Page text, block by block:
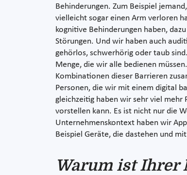
Behinderungen. Zum Beispiel
vielleicht sogar einen Arm verloren
kognitive Behinderungen haben,
Störungen. Und wir haben auch
gehörlos, schwerhörig oder taub
Menge, die wir alle bedienen
Kombinationen dieser Barrieren
Personen, die wir mit einem digital
gleichzeitig haben wir sehr viel mehr
vorstellen kann. Es ist nicht nur die
Unternehmenskontext haben wir
Beispiel Geräte, die dastehen und
Warum ist Ihrer